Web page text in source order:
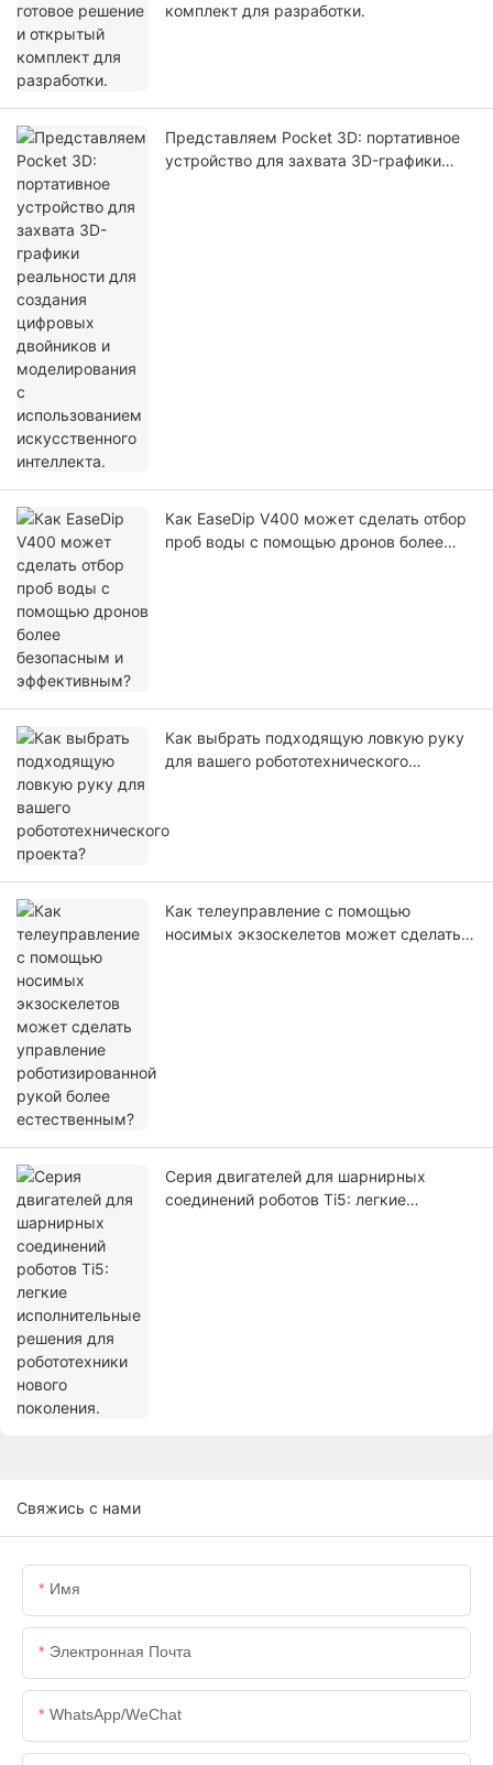
комплект для разработки.
Представляем Pocket 3D: портативное
устройство для захвата 3D-графики
Как EaseDip V400 может сделать отбор
проб воды с помощью дронов более
Как выбрать подходящую ловкую руку
для вашего робототехнического
Как телеуправление с помощью
носимых экзоскелетов может сделать
Серия двигателей для шарнирных
соединений роботов Ti5: легкие
Свяжись с нами
Имя
Электронная Почта
WhatsApp/WeChat